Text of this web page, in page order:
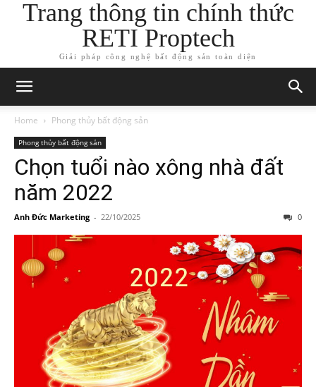
Trang thông tin chính thức
RETI Proptech
Giải pháp công nghệ bất động sản toàn diện
Home Phong thủy bất động sản
Phong thủy bất động sản
Chọn tuổi nào xông nhà đất
năm 2022
Anh Đức Marketing - 22/10/2025 0